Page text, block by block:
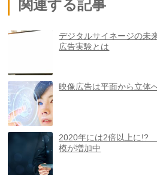
関連する記事
デジタルサイネージの
広告実験とは
映像広告は平面から立
2020年には2倍以上に!?
模が増加中